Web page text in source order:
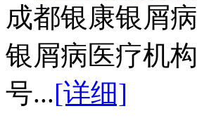
成都银康银屑
银屑病医疗机
号...[详细]